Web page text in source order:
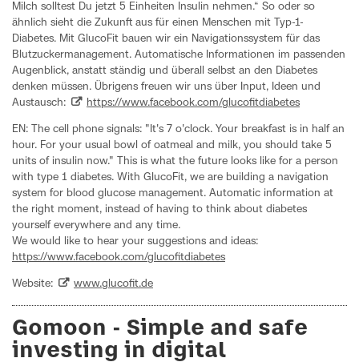
Milch solltest Du jetzt 5 Einheiten Insulin nehmen.“ So oder so
ähnlich sieht die Zukunft aus für einen Menschen mit Typ-1-
Diabetes. Mit GlucoFit bauen wir ein Navigationssystem für das
Blutzuckermanagement. Automatische Informationen im passenden
Augenblick, anstatt ständig und überall selbst an den Diabetes
denken müssen. Übrigens freuen wir uns über Input, Ideen und
Austausch:
https://www.facebook.com/glucofitdiabetes
EN: The cell phone signals: "It's 7 o'clock. Your breakfast is in half an
hour. For your usual bowl of oatmeal and milk, you should take 5
units of insulin now." This is what the future looks like for a person
with type 1 diabetes. With GlucoFit, we are building a navigation
system for blood glucose management. Automatic information at
the right moment, instead of having to think about diabetes
yourself everywhere and any time.
We would like to hear your suggestions and ideas:
https://www.facebook.com/glucofitdiabetes
Website: www.glucofit.de
Gomoon - Simple and safe
investing in digital